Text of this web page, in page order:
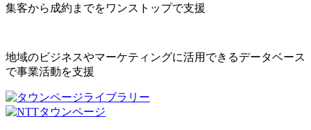
集客から成約までをワンストップで支援
地域のビジネスやマーケティングに活用できるデータベース
で事業活動を支援